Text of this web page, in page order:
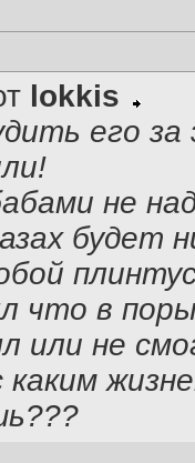
lokkis
его
не
будет
что в
или не
каким